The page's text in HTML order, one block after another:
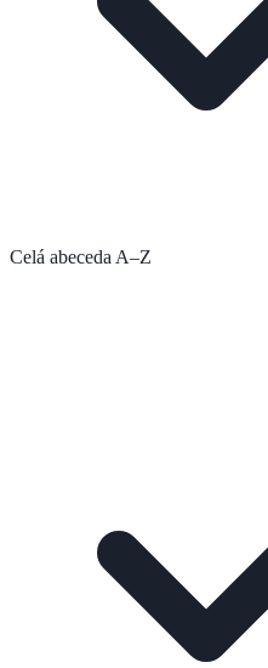
Celá abeceda A–Z